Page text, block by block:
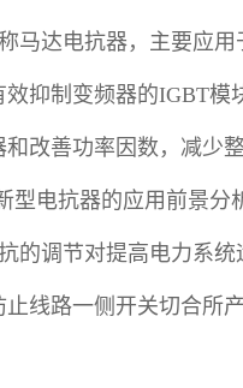
马达电抗器，主要应
效抑制变频器的IGBT模
和改善功率因数，减少
型电抗器的应用前景分
的调节对提高电力系
止线路一侧开关切合所